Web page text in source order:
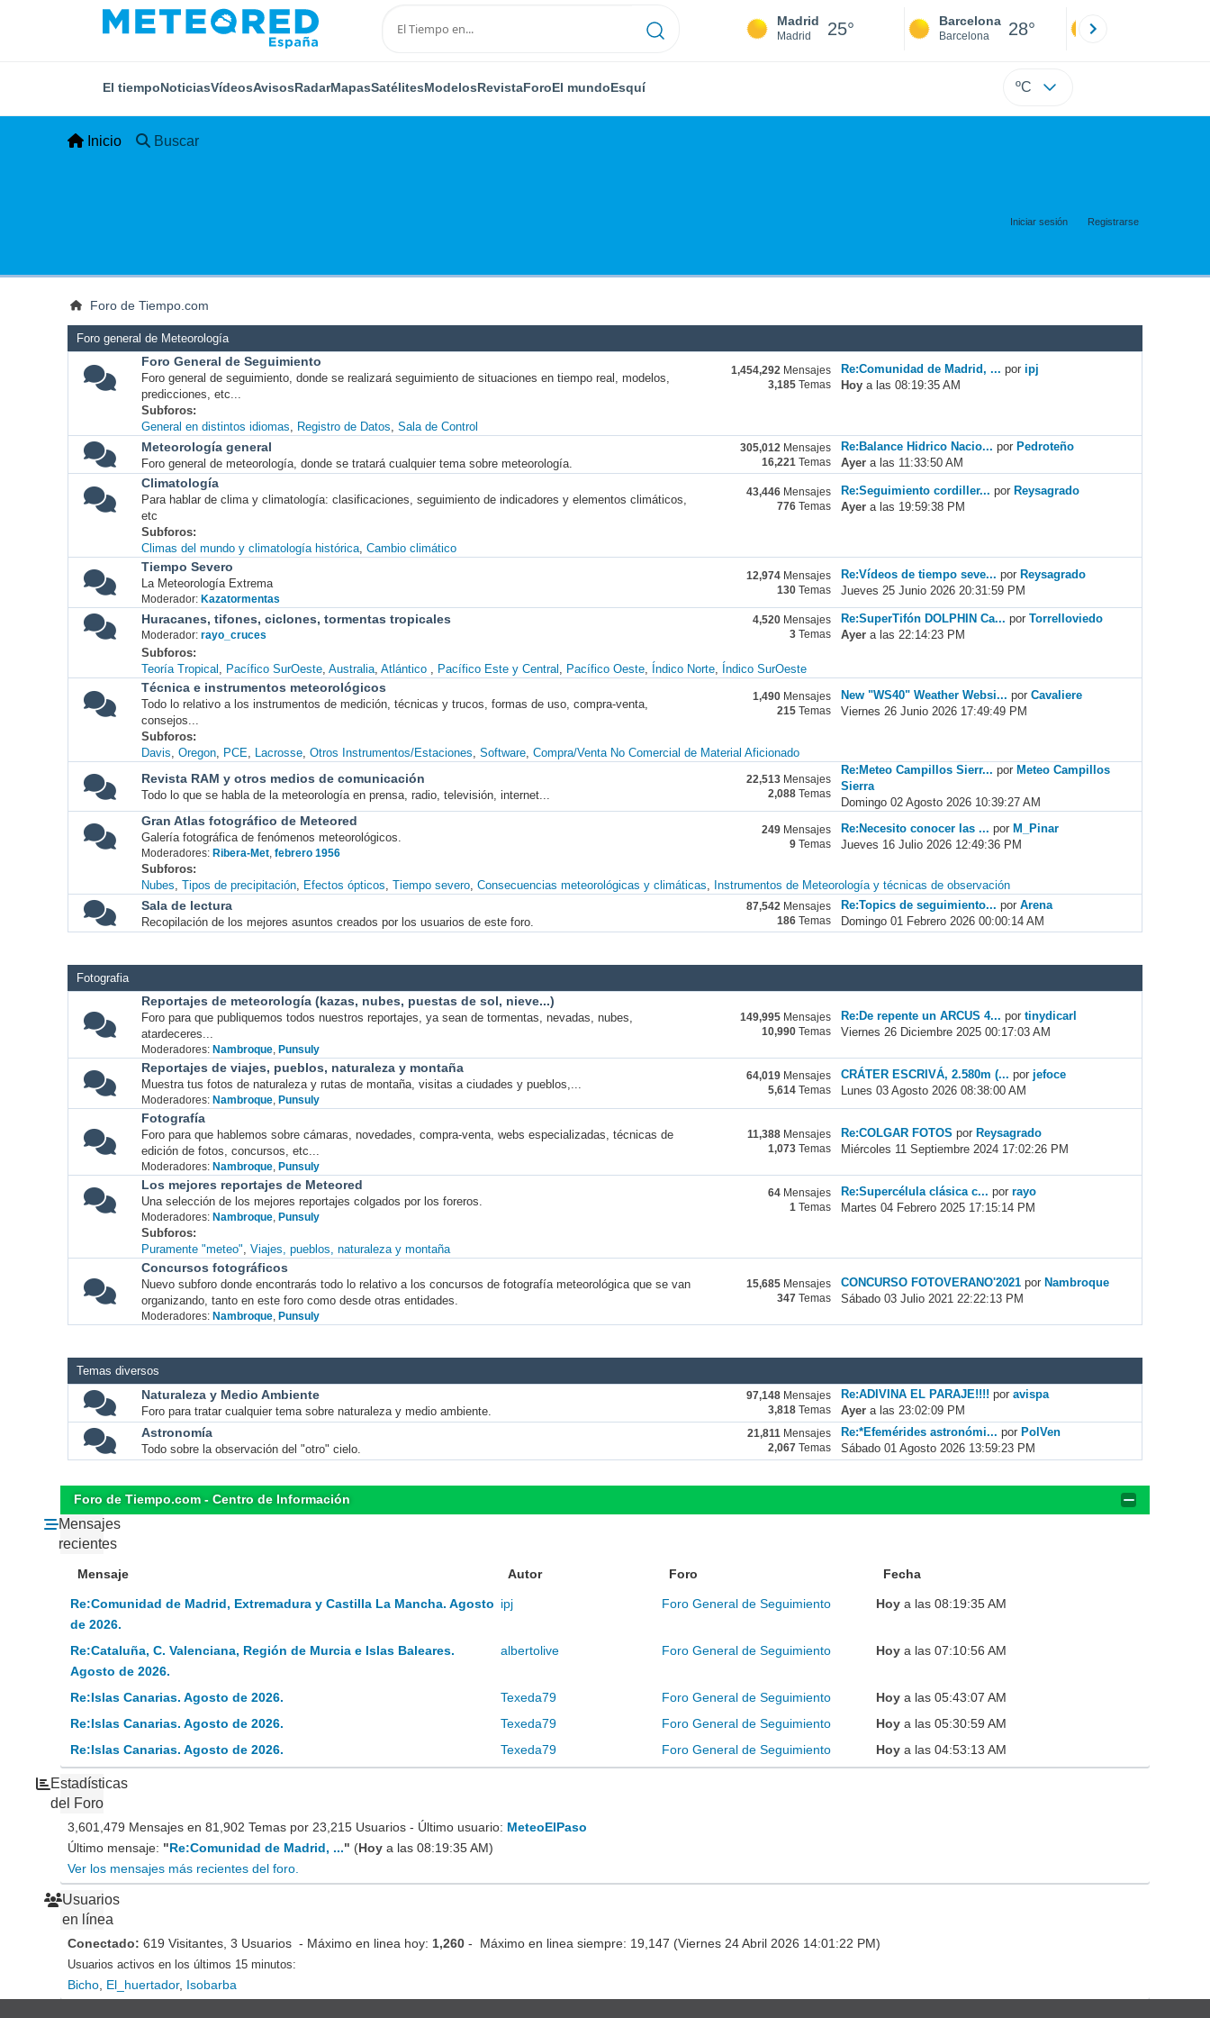
Madrid
Madrid 25° Barcelona
Barcelona 28°
El tiempoNoticiasVídeosAvisosRadarMapasSatélitesModelosRevistaForoEl mundoEsquí ºC
Inicio Buscar
Iniciar sesión Registrarse
Foro de Tiempo.com
Foro general de Meteorología
Foro General de Seguimiento
Foro general de seguimiento, donde se realizará seguimiento de situaciones en tiempo real, modelos,
predicciones, etc...
1,454,292 Mensajes
3,185 Temas
Re:Comunidad de Madrid, ... poripj
Hoy a las 08:19:35 AM
Subforos
General en distintos idiomas
Registro de Datos Sala de Control
Meteorología general
Foro general de meteorología, donde se tratará cualquier tema sobre meteorología.
305,012 Mensajes
16,221 Temas
Re:Balance Hidrico Nacio... porPedroteño
Ayer a las 11:33:50 AM
Climatología
Para hablar de clima y climatología: clasificaciones, seguimiento de indicadores y elementos climáticos,
etc
43,446 Mensajes
776 Temas
Re:Seguimiento cordiller... por Reysagrado
Ayer a las 19:59:38 PM
Subforos
Climas del mundo y climatología histórica Cambio climático
Tiempo Severo
La Meteorología Extrema
Moderador: Kazatormentas
12,974 Mensajes
130 Temas
Re:Vídeos de tiempo seve... porReysagrado
Jueves 25 Junio 2026 20:31:59 PM
Huracanes, tifones, ciclones, tormentas tropicales
Moderador: rayo_cruces
4,520 Mensajes
3 Temas
Re:SuperTifón DOLPHIN Ca... porTorrelloviedo
Ayer a las 22:14:23 PM
Subforos
Teoría Tropical
Pacífico SurOeste Australia Atlántico Pacífico Este y Central Pacífico Oeste Índico Norte Índico SurOeste
Técnica e instrumentos meteorológicos
Todo lo relativo a los instrumentos de medición, técnicas y trucos, formas de uso, compra-venta,
consejos...
1,490 Mensajes
215 Temas
New "WS40" Weather Websi... porCavaliere
Viernes 26 Junio 2026 17:49:49 PM
Subforos
Davis Oregon PCE Lacrosse Otros Instrumentos/Estaciones Software Compra/Venta No Comercial de Material Aficionado
Revista RAM y otros medios de comunicación
Todo lo que se habla de la meteorología en prensa, radio, televisión, internet...
22,513 Mensajes
2,088 Temas
Re:Meteo Campillos Sierr... por Meteo Campillos
Sierra
Domingo 02 Agosto 2026 10:39:27 AM
Gran Atlas fotográfico de Meteored
Galería fotográfica de fenómenos meteorológicos.
Moderadores: Ribera-Met, febrero 1956
249 Mensajes
9 Temas
Re:Necesito conocer las ... porM_Pinar
Jueves 16 Julio 2026 12:49:36 PM
Subforos
Nubes Tipos de precipitación Efectos ópticos Tiempo severo Consecuencias meteorológicas y climáticas Instrumentos de Meteorología y técnicas de observación
Sala de lectura
Recopilación de los mejores asuntos creados por los usuarios de este foro.
87,542 Mensajes
186 Temas
Re:Topics de seguimiento... porArena
Domingo 01 Febrero 2026 00:00:14 AM
Fotografia
Reportajes de meteorología (kazas, nubes, puestas de sol, nieve...)
Foro para que publiquemos todos nuestros reportajes, ya sean de tormentas, nevadas, nubes,
atardeceres...
Moderadores: Nambroque, Punsuly
149,995 Mensajes
10,990 Temas
Re:De repente un ARCUS 4... portinydicarl
Viernes 26 Diciembre 2025 00:17:03 AM
Reportajes de viajes, pueblos, naturaleza y montaña
Muestra tus fotos de naturaleza y rutas de montaña, visitas a ciudades y pueblos,...
Moderadores: Nambroque, Punsuly
64,019 Mensajes
5,614 Temas
CRÁTER ESCRIVÁ, 2.580m (... por jefoce
Lunes 03 Agosto 2026 08:38:00 AM
Fotografía
Foro para que hablemos sobre cámaras, novedades, compra-venta, webs especializadas, técnicas de
edición de fotos, concursos, etc...
Moderadores: Nambroque, Punsuly
11,388 Mensajes
1,073 Temas
Re:COLGAR FOTOS por Reysagrado
Miércoles 11 Septiembre 2024 17:02:26 PM
Los mejores reportajes de Meteored
Una selección de los mejores reportajes colgados por los foreros.
Moderadores: Nambroque, Punsuly
64 Mensajes
1 Temas
Re:Supercélula clásica c... porrayo
Martes 04 Febrero 2025 17:15:14 PM
Subforos
Puramente "meteo" Viajes, pueblos, naturaleza y montaña
Concursos fotográficos
Nuevo subforo donde encontrarás todo lo relativo a los concursos de fotografía meteorológica que se van
organizando, tanto en este foro como desde otras entidades.
Moderadores: Nambroque, Punsuly
15,685 Mensajes
347
Temas
CONCURSO FOTOVERANO'2021 por Nambroque
Sábado 03 Julio 2021 22:22:13 PM
Temas diversos
Naturaleza y Medio Ambiente
Foro para tratar cualquier tema sobre naturaleza y medio ambiente.
97,148 Mensajes
3,818 Temas
Re:ADIVINA EL PARAJE!!!! poravispa
Ayer a las 23:02:09 PM
Astronomía
Todo sobre la observación del "otro" cielo.
21,811 Mensajes
2,067
Temas
Re:*Efemérides astronómi... por PolVen
Sábado 01 Agosto 2026 13:59:23 PM
Foro de Tiempo.com - Centro de Información
Mensajes
recientes
Mensaje Autor Foro Fecha
Re:Comunidad de Madrid, Extremadura y Castilla La Mancha. Agosto
de 2026.
ipj Foro General de Seguimiento Hoy a las 08:19:35 AM
Re:Cataluña, C. Valenciana, Región de Murcia e Islas Baleares.
Agosto de 2026.
albertolive Foro General de Seguimiento Hoy a las 07:10:56 AM
Re:Islas Canarias. Agosto de 2026. Texeda79 Foro General de Seguimiento Hoy a las 05:43:07 AM
Re:Islas Canarias. Agosto de 2026.
Texeda79 Foro General de Seguimiento Hoy a las 05:30:59 AM
Re:Islas Canarias. Agosto de 2026.
Texeda79 Foro General de Seguimiento Hoy a las 04:53:13 AM
Estadísticas
del Foro
3,601,479 Mensajes en 81,902 Temas por 23,215 Usuarios - Último usuario: MeteoElPaso
Último mensaje: "Re:Comunidad de Madrid, ..." (Hoy a las 08:19:35 AM)
Ver los mensajes más recientes del foro.
Usuarios
en línea
Conectado:619 Visitantes, 3 Usuarios - Máximo en linea hoy: 1,260 - Máximo en linea siempre: 19,147 (Viernes 24 Abril 2026 14:01:22 PM)
Usuarios activos en los últimos 15 minutos:
Bicho El_huertador, Isobarba